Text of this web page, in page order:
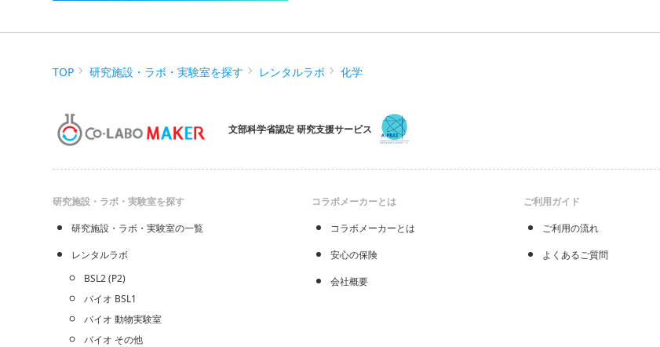
TOP 研究施設・ラボ・実験室を探す レンタルラボ 化学
文部科学省認定 研究支援サービス
研究施設・ラボ・実験室を探す
研究施設・ラボ・実験室の一覧
レンタルラボ
BSL2 (P2)
バイオ BSL1
バイオ 動物実験室
バイオ その他
コラボメーカーとは
コラボメーカーとは
安心の保険
会社概要
ご利用ガイド
ご利用の流れ
よくあるご質問